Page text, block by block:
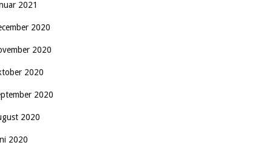
2021
2020
2020
2020
2020
2020
2020